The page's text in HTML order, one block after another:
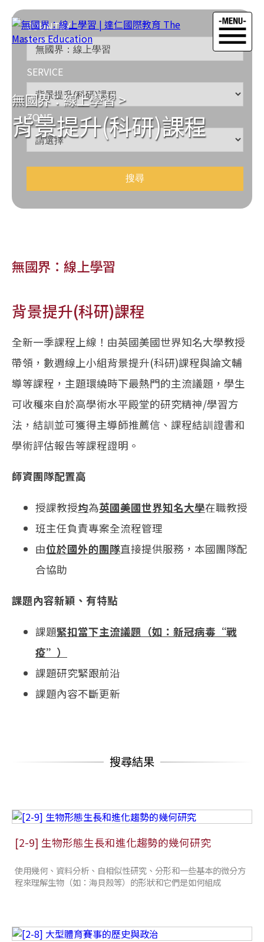
無國界：線上學習>
背景提升(科研)課程
COUNTRY
SERVICE
ZONE
無國界：線上學習
背景提升(科研)課程
全新一季課程上線！由英國美國世界知名大學教授
帶領，數週線上小組背景提升(科研)課程與論文輔
導等課程，主題環繞時下最熱門的主流議題，學生
可收穫來自於高學術水平殿堂的研究精神/學習方
法，結訓並可獲得主導師推薦信、課程結訓證書和
學術評估報告等課程證明。
師資團隊配置高
授課教授均為英國美國世界知名大學在職教授
班主任負責專案全流程管理
由位於國外的團隊直接提供服務，本國團隊配
合協助
課題內容新穎、有特點
課題緊扣當下主流議題（如：新冠病毒“戰
疫”）
課題研究緊跟前沿
課題內容不斷更新
搜尋結果
[2-9] 生物形態生長和進化趨勢的幾何研究
使用幾何、資料分析、自相似性研究、分形和一些基本的微分方
程來理解生物（如：海貝殼等）的形狀和它們是如何組成